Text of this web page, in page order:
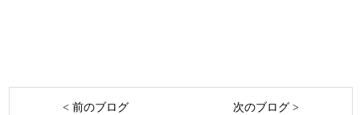
< 前のブログ 次のブログ >